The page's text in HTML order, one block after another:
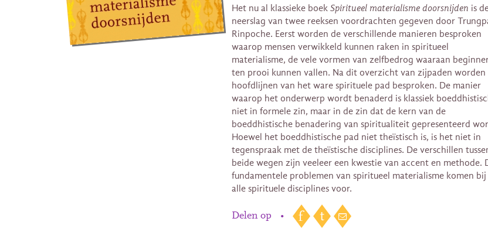
Het nu al klassieke boek Spiritueel materialisme doorsnijden is
neerslag van twee reeksen voordrachten gegeven door
Rinpoche. Eerst worden de verschillende manieren besproken
waarop mensen verwikkeld kunnen raken in spiritueel
materialisme, de vele vormen van zelfbedrog waaraan
ten prooi kunnen vallen. Na dit overzicht van zijpaden worden
hoofdlijnen van het ware spirituele pad besproken. De manier
waarop het onderwerp wordt benaderd is klassiek
niet in formele zin, maar in de zin dat de kern van de
boeddhistische benadering van spiritualiteit gepresenteerd
Hoewel het boeddhistische pad niet theïstisch is, is het niet in
tegenspraak met de theïstische disciplines. De verschillen
beide wegen zijn veeleer een kwestie van accent en methode.
fundamentele problemen van spiritueel materialisme komen bij
alle spirituele disciplines voor.
Delen op •